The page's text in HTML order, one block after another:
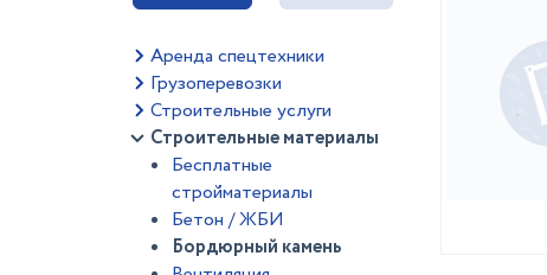
Аренда спецтехники
Грузоперевозки
Строительные услуги
Строительные материалы
Бесплатные
стройматериалы
Бетон / ЖБИ
Бордюрный камень